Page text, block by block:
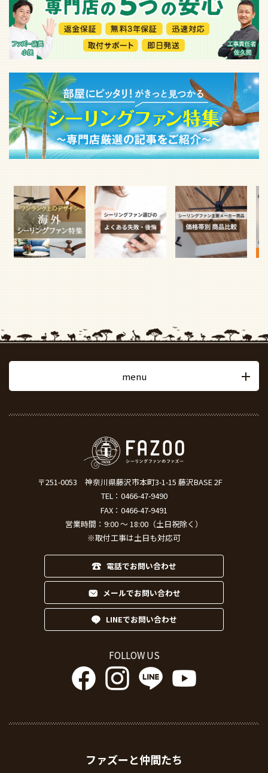
menu
〒251-0053
神奈川県藤沢市本町3-1-15 藤沢BASE 2F
TEL： 0466-47-9490
FAX：0466-47-9491
営業時間：9:00 ～ 18:00（土日祝除く）
※取付工事は土日も対応可
電話でお問い合わせ
メールでお問い合わせ
LINEでお問い合わせ
FOLLOW US
ファズーと仲間たち